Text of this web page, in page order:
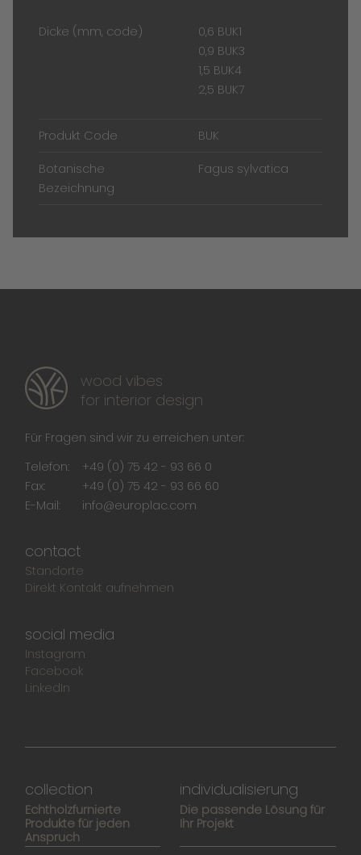
Dicke (mm, code)
0,6 BUK1
0,9 BUK3
1,5 BUK4
2,5 BUK7
Produkt Code BUK
Botanische
Bezeichnung
Fagus sylvatica
wood vibes
for interior design
Für Fragen sind wir zu erreichen unter:
Telefon:
+49 (0) 75 42 - 93 66 0
Fax:
+49 (0) 75 42 - 93 66 60
E-Mail:
info@europlac.com
contact
Standorte
Direkt Kontakt aufnehmen
social media
Instagram
Facebook
LinkedIn
collection
Echtholzfurnierte
Produkte für jeden
Anspruch
individualisierung
Die passende Lösung für
Ihr Projekt